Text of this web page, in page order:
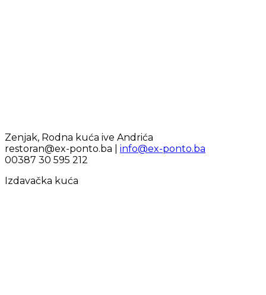
Zenjak, Rodna kuća ive Andrića
restoran@ex-ponto.ba | info@ex-ponto.ba
00387 30 595 212
Izdavačka kuća